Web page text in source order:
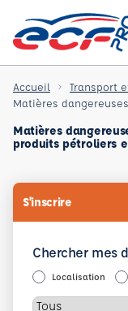
Accueil
Transport
Matières
produits pétroliers
S'inscrire
Chercher mes
Localisation